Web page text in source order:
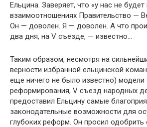
Ель­цина. Заверяет, что «у нас не
взаимоотно­шениях Правительство —
Он — доволен. Я — доволен. А что
два дня, на V съез­де, — известно…
Таким образом, несмотря на
верности избранной ельцинской
еще ничего не было известно) модели
рефор­мирования, V съезд народных
предоставил Ельцину самые
законодательные возмож­ности для
глубоких реформ. Он просил одобрить